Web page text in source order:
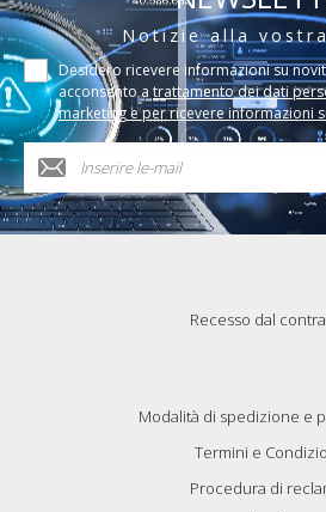
Notizie alla
Desidero ricevere informazioni su
acconsento a trattamento dei dati
marketing e per ricevere informazioni
Recesso dal
Modalità di spedizione e
Termini e
Procedura di